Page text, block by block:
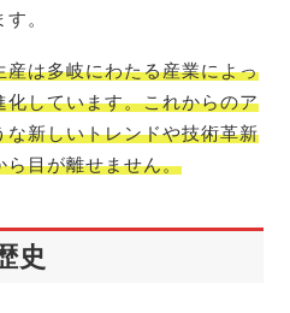
。
産は多岐にわたる産業によっ
しています。これからのア
新しいトレンドや技術革新
ら目が離せません。
史